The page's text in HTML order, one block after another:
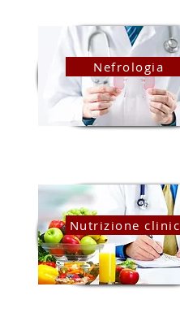
Nefrologia
Nutrizione